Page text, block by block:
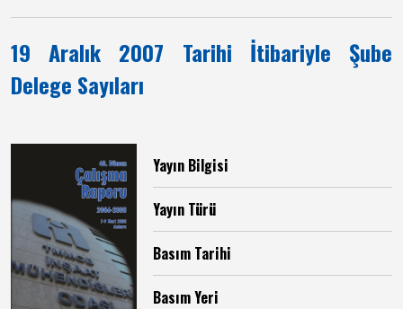
19 Aralık 2007 Tarihi İtibariyle Şube
Delege Sayıları
Yayın Bilgisi
Yayın Türü
Basım Tarihi
Basım Yeri